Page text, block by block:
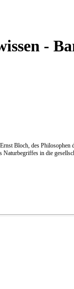
-
Bloch, des
in die